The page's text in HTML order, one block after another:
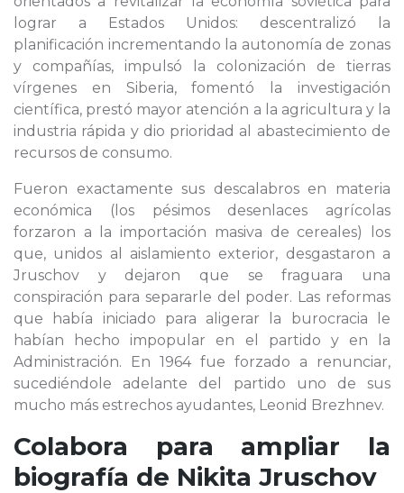
lograr a Estados Unidos: descentralizó la
planificación incrementando la autonomía de zonas
y compañías, impulsó la colonización de tierras
vírgenes en Siberia, fomentó la investigación
científica, prestó mayor atención a la agricultura y la
industria rápida y dio prioridad al abastecimiento de
recursos de consumo.
Fueron exactamente sus descalabros en materia
económica (los pésimos desenlaces agrícolas
forzaron a la importación masiva de cereales) los
que, unidos al aislamiento exterior, desgastaron a
Jruschov y dejaron que se fraguara una
conspiración para separarle del poder. Las reformas
que había iniciado para aligerar la burocracia le
habían hecho impopular en el partido y en la
Administración. En 1964 fue forzado a renunciar,
sucediéndole adelante del partido uno de sus
mucho más estrechos ayudantes, Leonid Brezhnev.
Colabora para ampliar la
biografía de Nikita Jruschov